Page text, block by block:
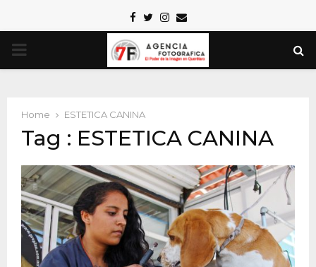
Facebook
TwitterInstagram
Email
PRIMARY
Home ESTETICA CANINA
Tag : ESTETICA CANINA